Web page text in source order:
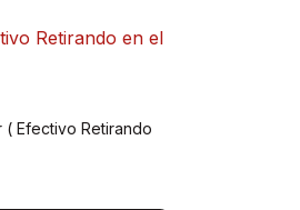
Retirando en el
Efectivo Retirando